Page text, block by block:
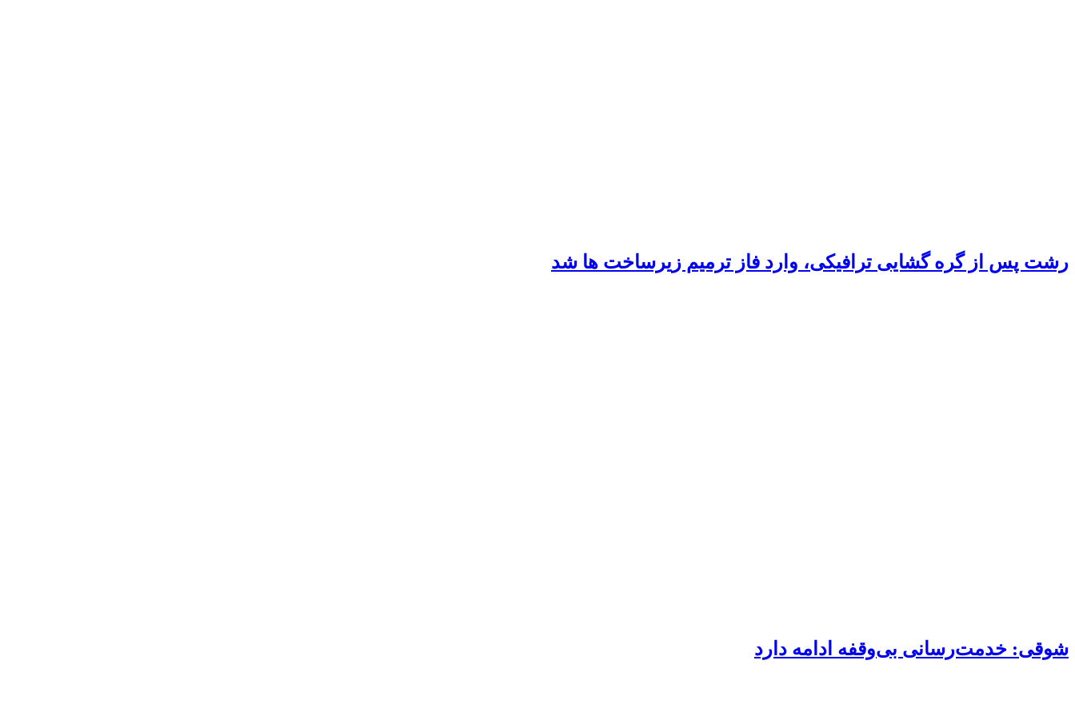
رشت پس از گره گشایی ترافیکی، وارد فاز ترمیم زیرساخت ها شد
شوقی: خدمت‌رسانی بی‌وقفه ادامه دارد